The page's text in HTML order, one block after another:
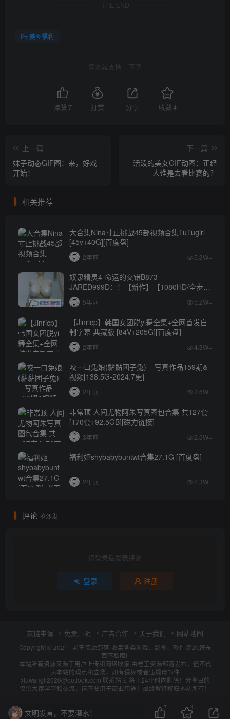
THE END
美图福利
喜欢就支持一下吧
点赞 7 打赏 分享 收藏4
上一篇
妹子动态GIF图：来，好戏
开始！
下一篇
活泼的美女GIF动图：正经
人谁是去看比赛的？
相关推荐
大合集Nina寸止挑战45部视频合集TuTugirl
[45v+40G][百度盘]
2年前 5.3W+
奴隶精灵4-命运的交错B873
JARED999D：！【新作】【1080HD/全步
兵】
5年前 5.2W+
【Jinricp】韩国女团脱yi舞全集+全网首发自
制字幕 典藏版 [84V+205G][百度盘]
2年前 4.3W+
咬一口兔娘(黏黏团子兔) – 写真作品159期&
视频[138.5G-2024.7更]
2年前 3.6W+
非常顶 人间尤物阿朱写真图包合集 共127套
[170套+92.5GB][磁力链接]
3年前 2.6W+
福利姬shybabybuntwt合集27.1G [百度盘]
2年前 2.3W+
评论 抢沙发
请登录后发表评论
登录 注册
友链申请 免责声明 广告合作 关于我们 网站地图
Copyright © 2021 · 老王资源部落-收集各类游戏、影视、软件资源,好东
西不私藏!
本站所有资源来源于用户上传和网络收集,由老王资源部落发布，但不代
表本站的观点和立场。如有侵权或者违规请邮件
xiuwangli2020@outlook.com 联系站长 将于24小时内删除！分享目的
仅供大家学习和交流，请不要用于商业用途！最终解释权归本站所有！
文明发言，不要灌水！
7 4